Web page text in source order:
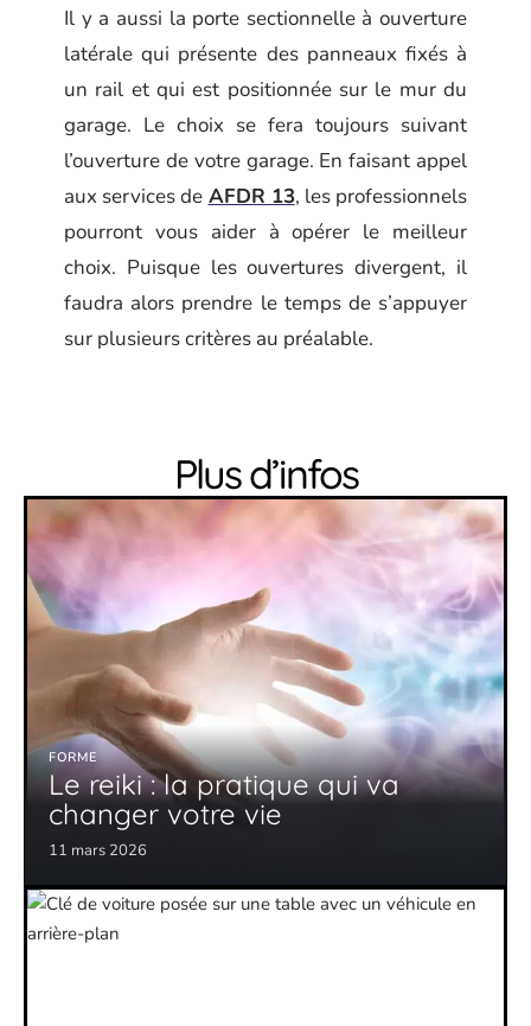
Il y a aussi la porte sectionnelle à ouverture
latérale qui présente des panneaux fixés à
un rail et qui est positionnée sur le mur du
garage. Le choix se fera toujours suivant
l’ouverture de votre garage. En faisant appel
aux services de AFDR 13, les professionnels
pourront vous aider à opérer le meilleur
choix. Puisque les ouvertures divergent, il
faudra alors prendre le temps de s’appuyer
sur plusieurs critères au préalable.
Plus d’infos
FORME
Le reiki : la pratique qui va
changer votre vie
11 mars 2026